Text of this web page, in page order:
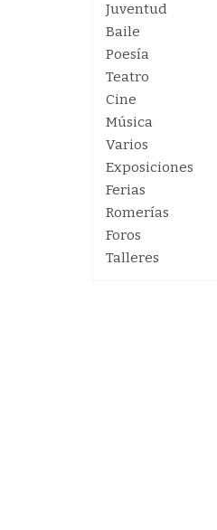
Juventud
Baile
Poesía
Teatro
Cine
Música
Varios
Exposiciones
Ferias
Romerías
Foros
Talleres